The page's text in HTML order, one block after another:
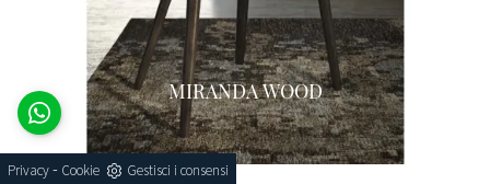
MIRANDA WOOD
Privacy- Cookie Gestisci i consensi